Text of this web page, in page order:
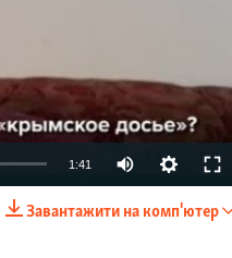
1:41
Завантажити на комп'ютер